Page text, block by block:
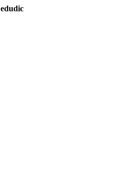
edudic